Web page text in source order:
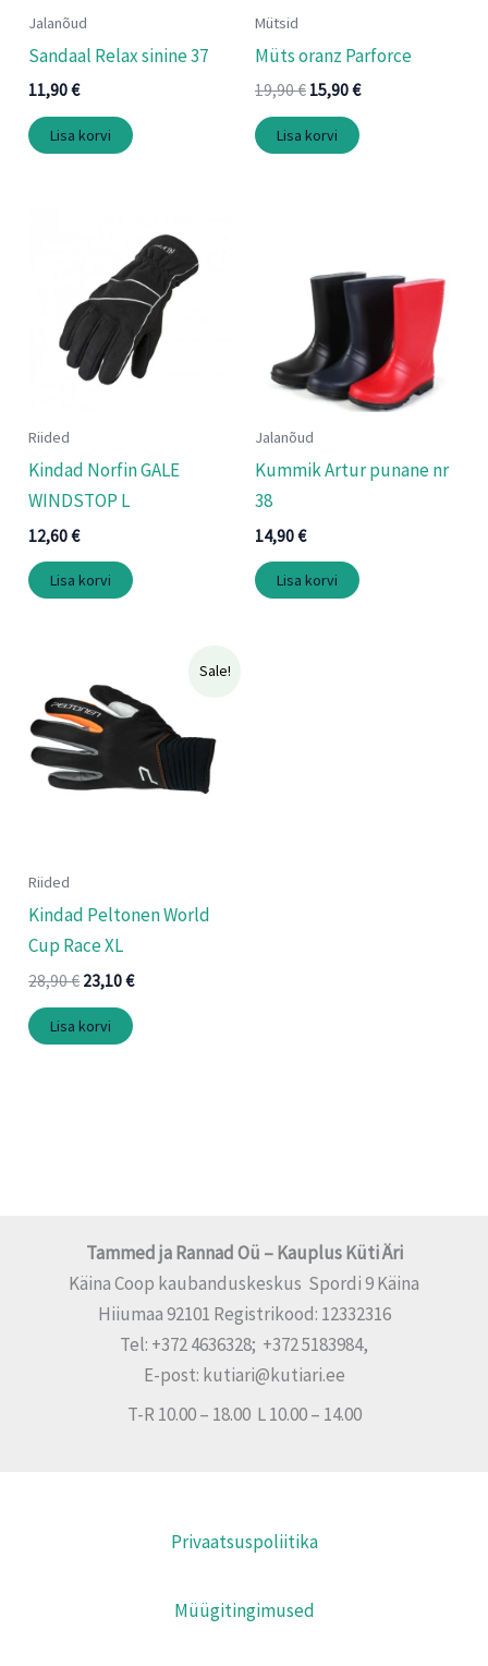
Jalanõud
Sandaal Relax sinine 37
11,90€
Lisa korvi
Mütsid
Müts oranz Parforce
19,90€ 15,90€
Lisa korvi
Riided
Kindad Norfin GALE
WINDSTOP L
12,60€
Lisa korvi
Jalanõud
Kummik Artur punane nr
38
14,90€
Lisa korvi
Sale!
Riided
Kindad Peltonen World
Cup Race XL
28,90€
hind
oli:
28,90 €.
23,10€
Praegune
on:
23,10 €.
Lisa korvi
Tammed ja Rannad Oü – Kauplus Küti Äri
Käina Coop kaubanduskeskus Spordi 9 Käina
Hiiumaa 92101 Registrikood: 12332316
Tel: +372 4636328; +372 5183984,
E-post: kutiari@kutiari.ee
T-R 10.00 – 18.00 L 10.00 – 14.00
Privaatsuspoliitika
Müügitingimused